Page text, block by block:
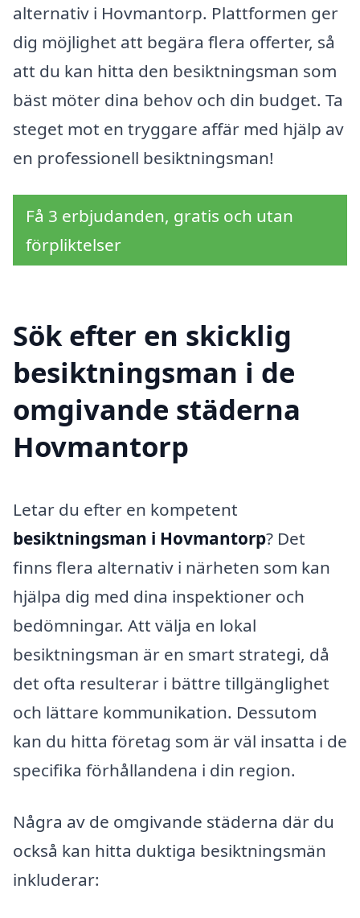
alternativ i Hovmantorp. Plattformen ger
dig möjlighet att begära flera offerter, så
att du kan hitta den besiktningsman som
bäst möter dina behov och din budget. Ta
steget mot en tryggare affär med hjälp av
en professionell besiktningsman!
Få 3 erbjudanden, gratis och utan
förpliktelser
Sök efter en skicklig
besiktningsman i de
omgivande städerna
Hovmantorp
Letar du efter en kompetent
besiktningsman i Hovmantorp? Det
finns flera alternativ i närheten som kan
hjälpa dig med dina inspektioner och
bedömningar. Att välja en lokal
besiktningsman är en smart strategi, då
det ofta resulterar i bättre tillgänglighet
och lättare kommunikation. Dessutom
kan du hitta företag som är väl insatta i de
specifika förhållandena i din region.
Några av de omgivande städerna där du
också kan hitta duktiga besiktningsmän
inkluderar: